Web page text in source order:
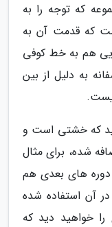
که توجه را به
که قدمت آن به
هم به خط کوفی
به دلیل از بین
که خشتی است و
شده، برای مثال
دوره های بعدی هم
آن استفاده شده
خواهید دید که